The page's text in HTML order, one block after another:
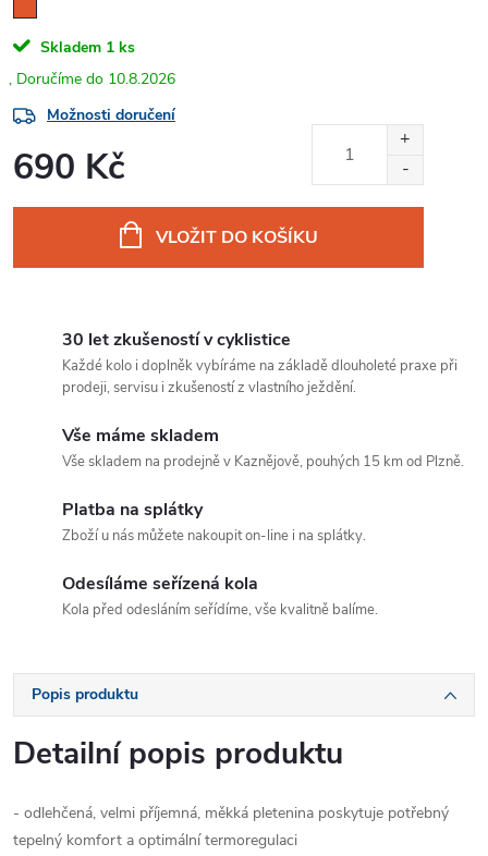
Skladem 1 ks
10.8.2026
Možnosti doručení
690 Kč
VLOŽIT DO KOŠÍKU
30 let zkušeností v cyklistice
Každé kolo i doplněk vybíráme na základě dlouholeté praxe při
prodeji, servisu i zkušeností z vlastního ježdění.
Vše máme skladem
Vše skladem na prodejně v Kaznějově, pouhých 15 km od Plzně.
Platba na splátky
Zboží u nás můžete nakoupit on-line i na splátky.
Odesíláme seřízená kola
Kola před odesláním seřídíme, vše kvalitně balíme.
Popis produktu
Detailní popis produktu
- odlehčená, velmi příjemná, měkká pletenina poskytuje potřebný
tepelný komfort a optimální termoregulaci